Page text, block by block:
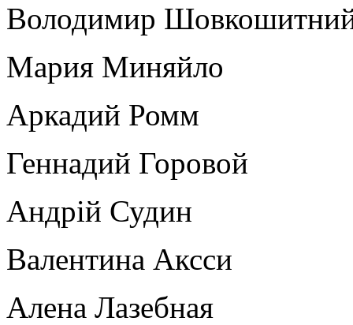
Володимир
Мария Миняйло
Аркадий Ромм
Геннадий Горовой
Андрій Судин
Валентина Аксси
Алена Лазебная